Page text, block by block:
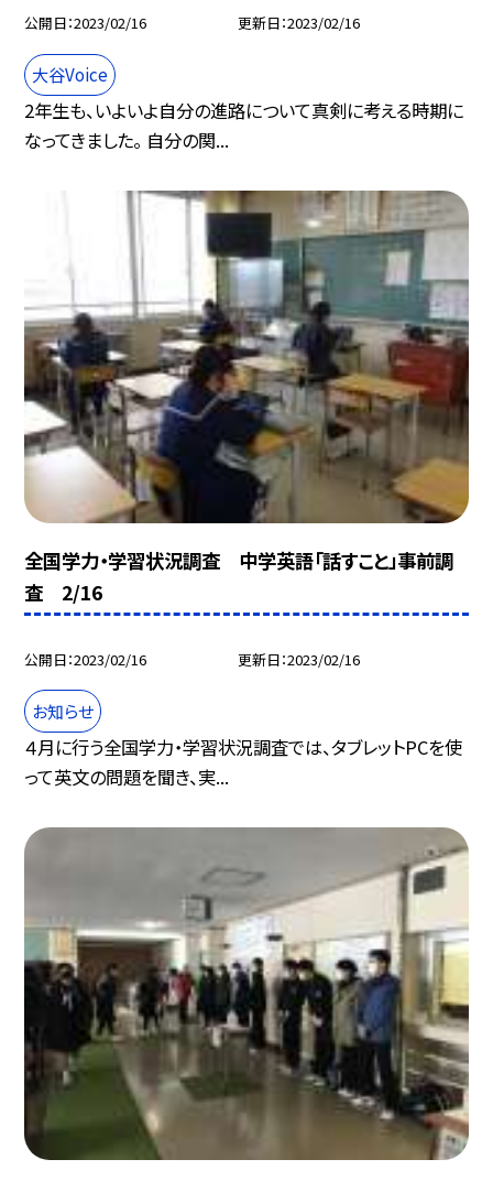
公開日 2023/02/16 更新日 2023/02/16
大谷Voice
2年生も、いよいよ自分の進路について真剣に考える時期に
なってきました。 自分の関...
全国学力・学習状況調査 中学英語「話すこと」事前調
査 2/16
公開日 2023/02/16 更新日 2023/02/16
お知らせ
４月に行う全国学力・学習状況調査では、タブレットPCを使
って英文の問題を聞き、実...